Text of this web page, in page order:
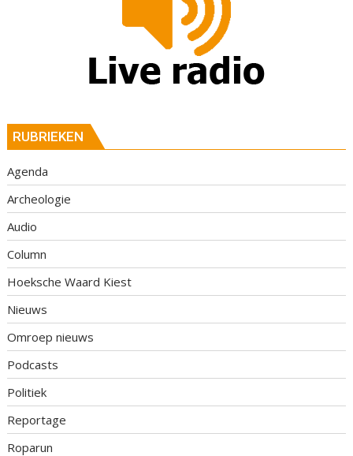
RUBRIEKEN
Agenda
Archeologie
Audio
Column
Hoeksche Waard Kiest
Nieuws
Omroep nieuws
Podcasts
Politiek
Reportage
Roparun